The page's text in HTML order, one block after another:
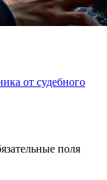
от судебного
поля